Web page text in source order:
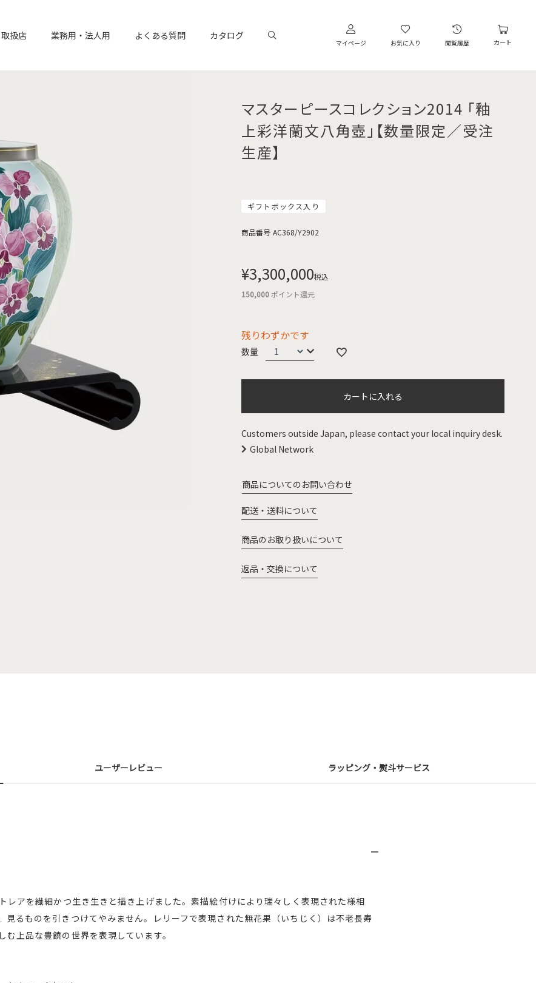
取扱店 業務用・法人用 よくある質問 カタログ
マイページ お気に入り 閲覧履歴 カート
マスターピースコレクション2014 「釉
上彩洋蘭文八角壺」【数量限定／受注
生産】
ギフトボックス入り
商品番号 AC368/Y2902
¥3,300,000税込
150,000ポイント還元
残りわずかです
カートに入れる
Customers outside Japan, please contact your local inquiry desk.
Global Network
商品についてのお問い合わせ
配送・送料について
商品のお取り扱いについて
返品・交換について
ユーザーレビュー ラッピング・熨斗サービス
レアを繊細かつ生き生きと描き上げました。素描絵付けにより瑞々しく表現された様相
見るものを引きつけてやみません。レリーフで表現された無花果（いちじく）は不老長寿
上品な豊饒の世界を表現しています。